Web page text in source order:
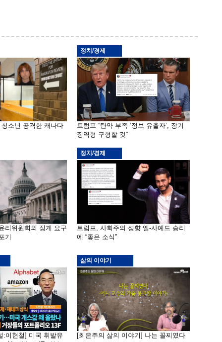
청소년 공격한 캐나다
정치/경제
트럼프 “탄약 부족 ‘정보 유출자’, 장기
징역형 구형할 것”
리위원회의 징계 요구
기
정치/경제
트럼프, 사회주의 성향 엘-사예드 승리
에 “좋은 소식”
:이현철] 미국 휘발유
삶의 이야기
[최은주의 삶의 이야기] 나는 꼴찌였다